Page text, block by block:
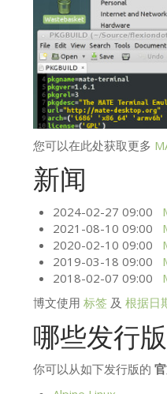
您可以在此处获取更多
新闻
2024-02-27 09:00
2021-08-10 09:00
2020-02-10 09:00
2019-03-18 09:00
2018-02-07 09:00
博文使用 标签及 根据日
哪些发行
你可以从如下发行版的